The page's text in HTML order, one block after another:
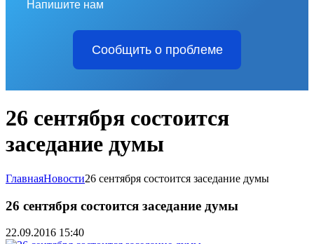
Напишите нам
Сообщить о проблеме
26 сентября состоится
заседание думы
ГлавнаяНовости26 сентября состоится заседание думы
26 сентября состоится заседание думы
22.09.2016 15:40